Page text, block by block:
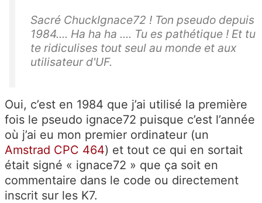
Sacré ChuckIgnace72 ! Ton pseudo depuis
1984.... Ha ha ha .... Tu es pathétique ! Et tu
te ridiculises tout seul au monde et aux
utilisateur d'UF.
Oui, c’est en 1984 que j’ai utilisé la première
fois le pseudo ignace72 puisque c’est l’année
où j’ai eu mon premier ordinateur (un
Amstrad CPC 464) et tout ce qui en sortait
était signé « ignace72 » que ça soit en
commentaire dans le code ou directement
inscrit sur les K7.